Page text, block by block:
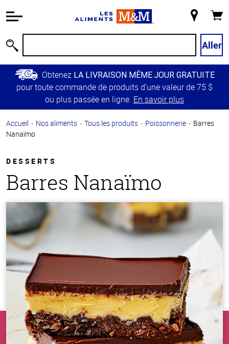
relative à
Passer
contenu
principal
Retour à
principale
magasin
Aller
Obtenez LA LIVRAISON MÊME JOUR GRATUITE
pour toute commande de produits d’une valeur de 75 $
ou plus passée en ligne. En savoir plus
Accueil Nos aliments Tous les produits Poissonnerie
Barres
Nanaïmo
DESSERTS
Barres Nanaïmo